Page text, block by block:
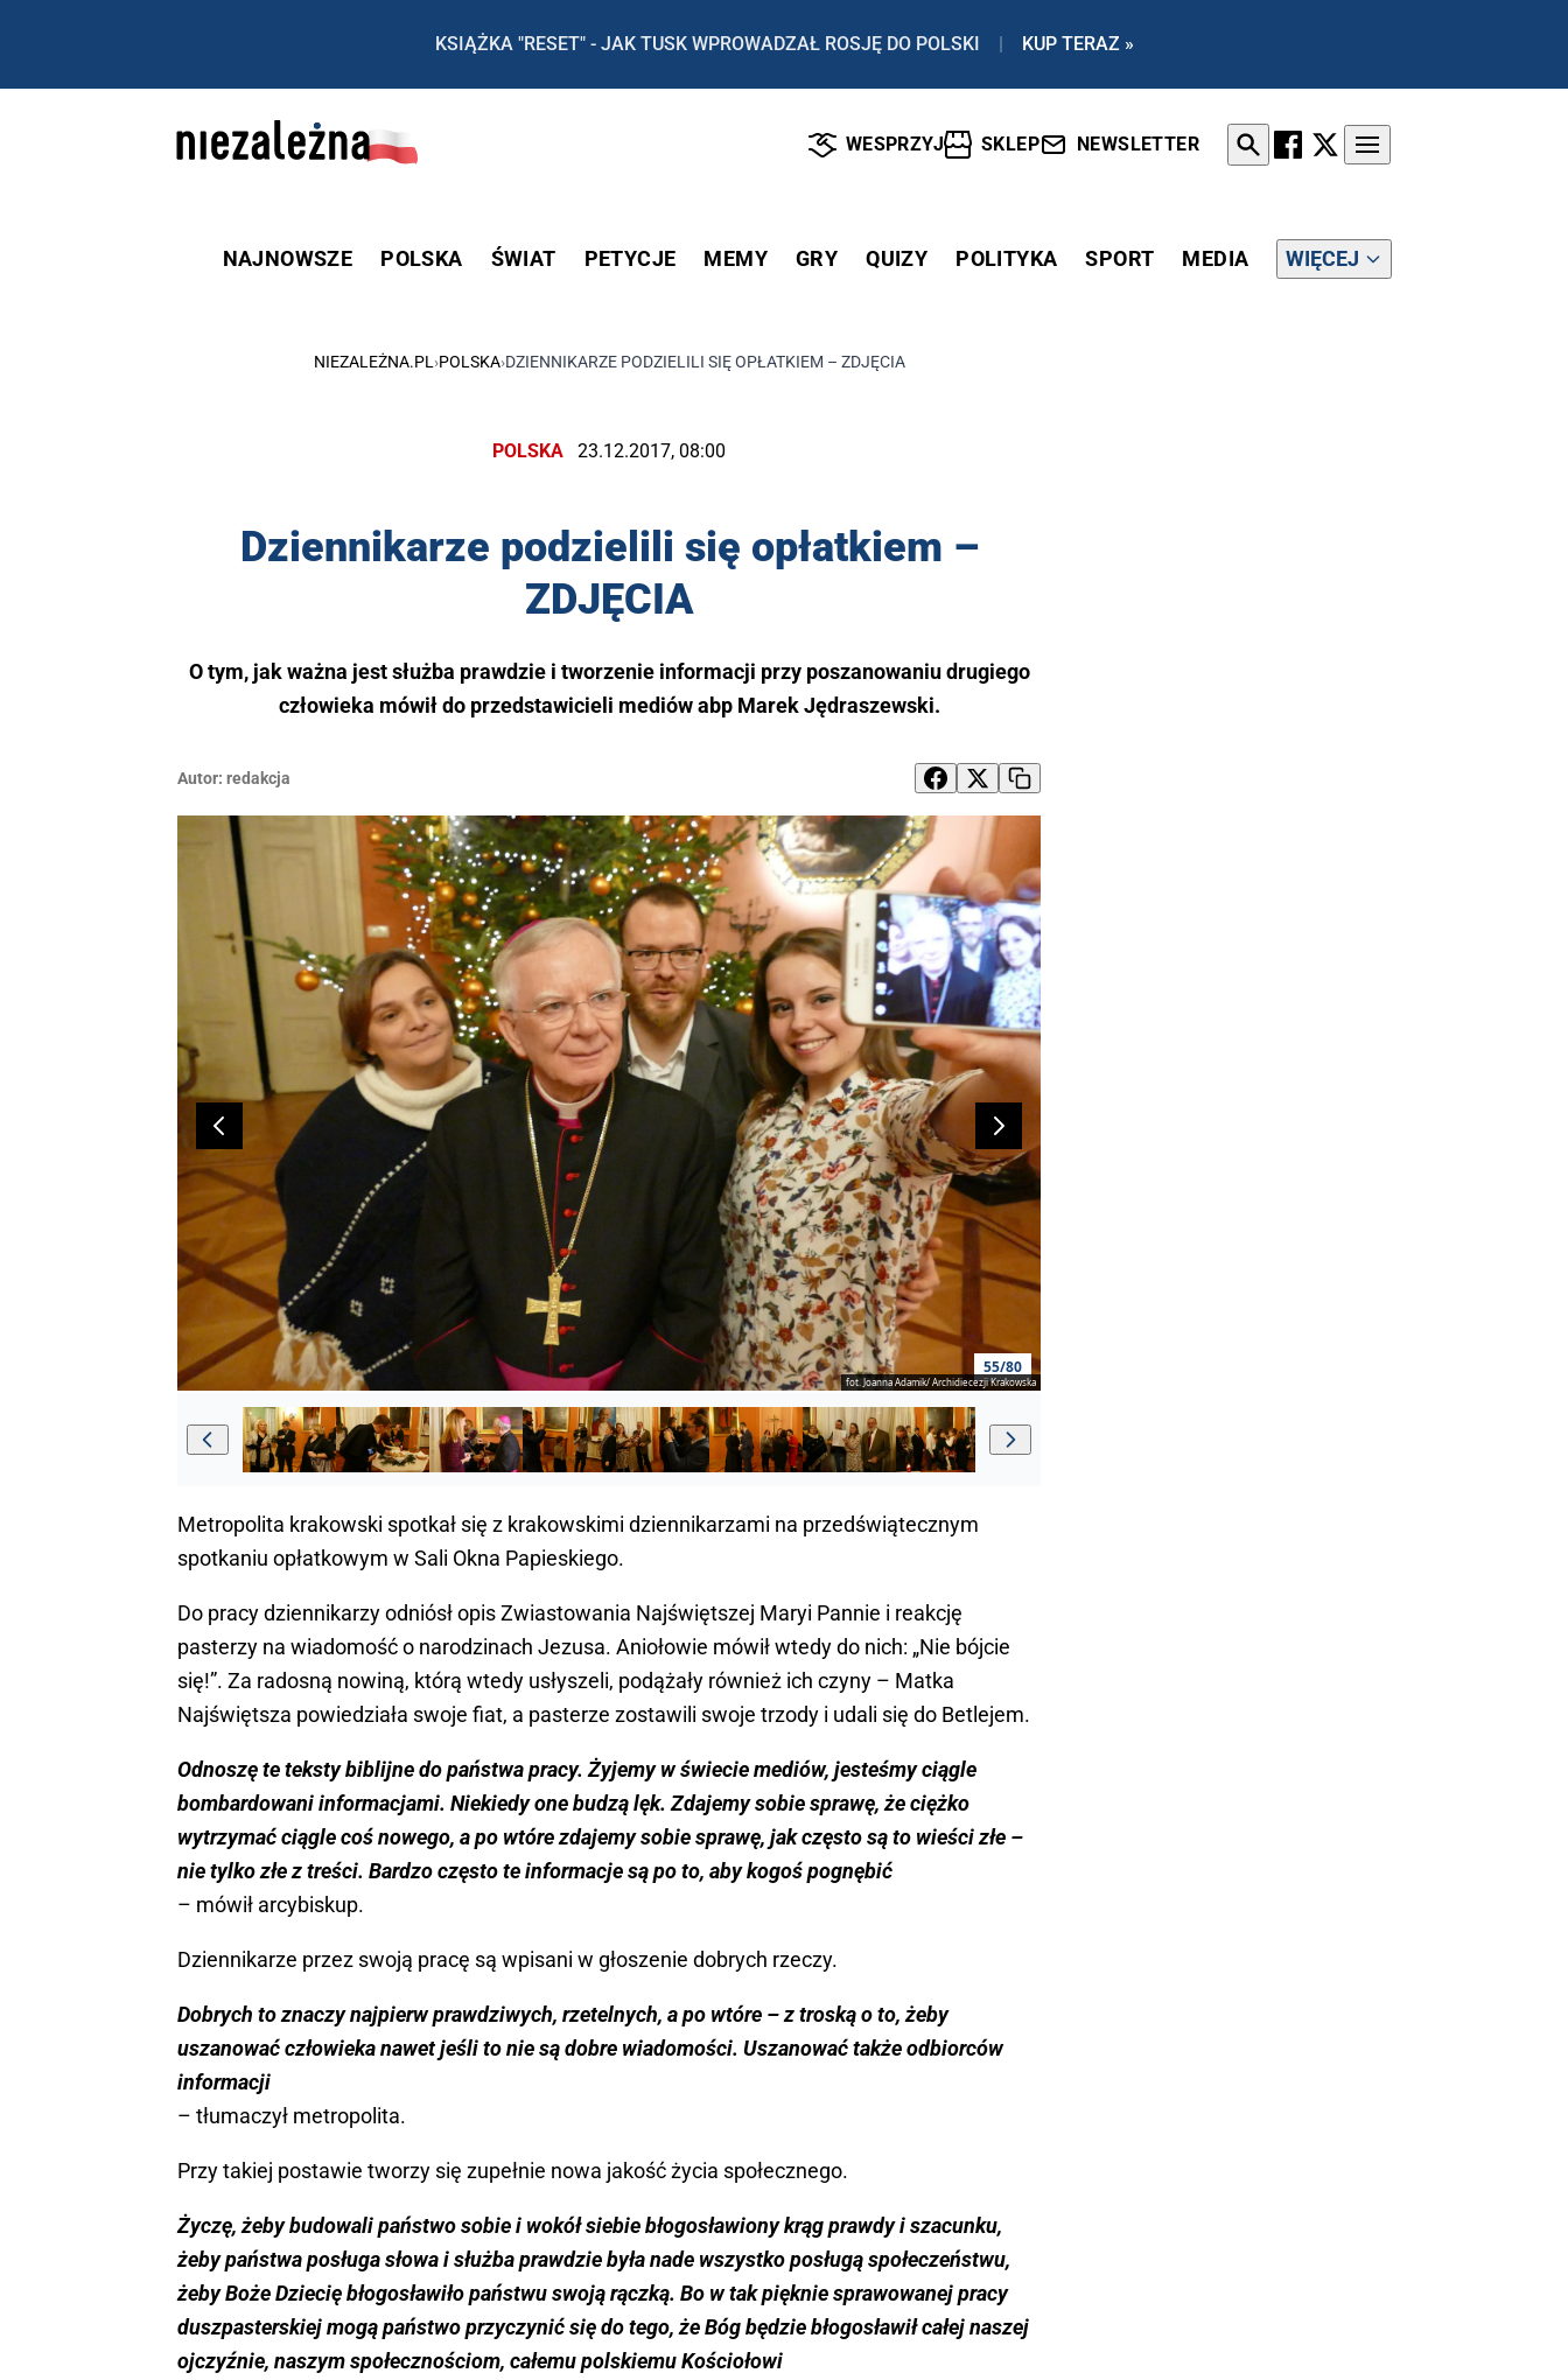
KSIĄŻKA "RESET" - JAK TUSK WPROWADZAŁ ROSJĘ DO POLSKI | KUP TERAZ »
WESPRZYJ SKLEP NEWSLETTER
NAJNOWSZE POLSKA ŚWIAT PETYCJE MEMY GRY QUIZY POLITYKA SPORT MEDIA WIĘCEJ
NIEZALEŻNA.PL ›POLSKA›DZIENNIKARZE PODZIELILI SIĘ OPŁATKIEM – ZDJĘCIA
POLSKA 23.12.2017, 08:00
Dziennikarze podzielili się opłatkiem –
ZDJĘCIA
O tym, jak ważna jest służba prawdzie i tworzenie informacji przy poszanowaniu drugiego
człowieka mówił do przedstawicieli mediów abp Marek Jędraszewski.
Autor: redakcja
55/80
fot. Joanna Adamik/ Archidiecezji Krakowska
Metropolita krakowski spotkał się z krakowskimi dziennikarzami na przedświątecznym
spotkaniu opłatkowym w Sali Okna Papieskiego.
Do pracy dziennikarzy odniósł opis Zwiastowania Najświętszej Maryi Pannie i reakcję
pasterzy na wiadomość o narodzinach Jezusa. Aniołowie mówił wtedy do nich: „Nie bójcie
się!”. Za radosną nowiną, którą wtedy usłyszeli, podążały również ich czyny – Matka
Najświętsza powiedziała swoje fiat, a pasterze zostawili swoje trzody i udali się do Betlejem.
Odnoszę te teksty biblijne do państwa pracy. Żyjemy w świecie mediów, jesteśmy ciągle
bombardowani informacjami. Niekiedy one budzą lęk. Zdajemy sobie sprawę, że ciężko
wytrzymać ciągle coś nowego, a po wtóre zdajemy sobie sprawę, jak często są to wieści złe –
nie tylko złe z treści. Bardzo często te informacje są po to, aby kogoś pognębić
– mówił arcybiskup.
Dziennikarze przez swoją pracę są wpisani w głoszenie dobrych rzeczy.
Dobrych to znaczy najpierw prawdziwych, rzetelnych, a po wtóre – z troską o to, żeby
uszanować człowieka nawet jeśli to nie są dobre wiadomości. Uszanować także odbiorców
informacji
– tłumaczył metropolita.
Przy takiej postawie tworzy się zupełnie nowa jakość życia społecznego.
Życzę, żeby budowali państwo sobie i wokół siebie błogosławiony krąg prawdy i szacunku,
żeby państwa posługa słowa i służba prawdzie była nade wszystko posługą społeczeństwu,
żeby Boże Dziecię błogosławiło państwu swoją rączką. Bo w tak pięknie sprawowanej pracy
duszpasterskiej mogą państwo przyczynić się do tego, że Bóg będzie błogosławił całej naszej
ojczyźnie, naszym społecznościom, całemu polskiemu Kościołowi